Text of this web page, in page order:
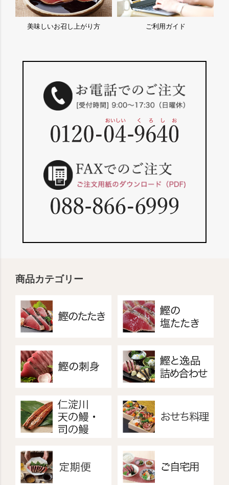
美味しいお召し上がり方 ご利用ガイド
商品カテゴリー